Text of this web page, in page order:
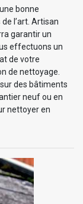
bonne
l’art. Artisan
garantir un
effectuons un
de votre
de nettoyage.
des bâtiments
neuf ou en
nettoyer en